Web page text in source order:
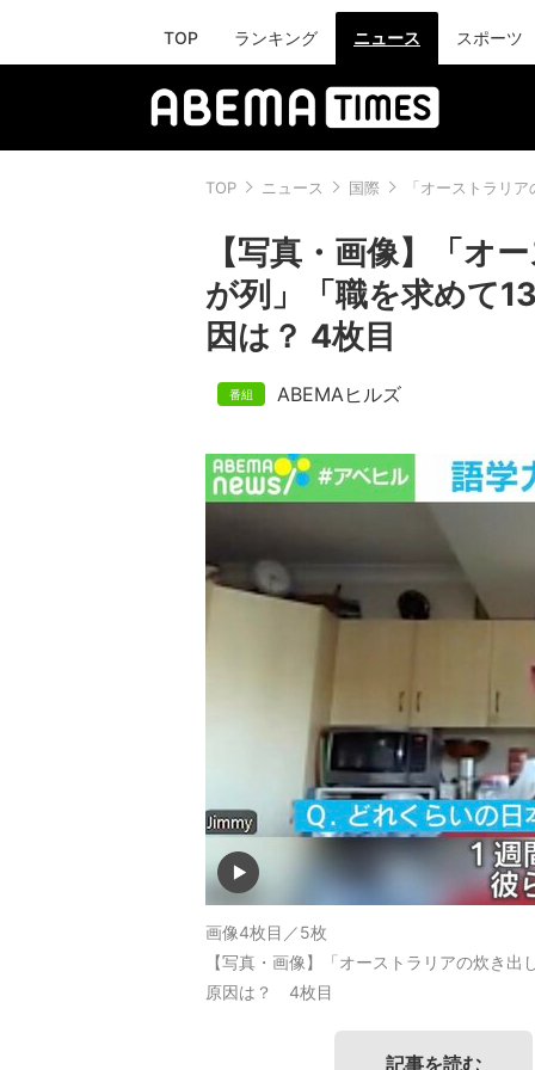
TOP ランキング ニュース スポーツ
TOP ニュース 国際 「オーストラリ
【写真・画像】「オ
が列」「職を求めて
因は？ 4枚目
ABEMAヒルズ
画像4枚目／5枚
【写真・画像】「オーストラリアの炊き
原因は？ 4枚目
記事を読む